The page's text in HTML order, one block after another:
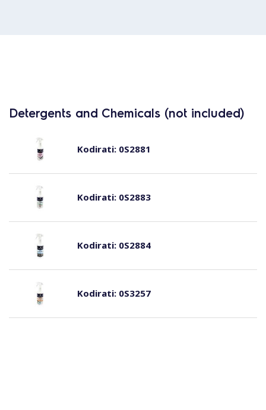
Detergents and Chemicals (not included)
Kodirati:0S2881
Kodirati:0S2883
Kodirati:0S2884
Kodirati:0S3257